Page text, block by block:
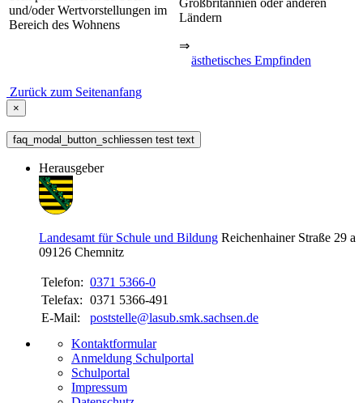
und/oder Wertvorstellungen im
Bereich des Wohnens
Ländern
⇒
ästhetisches Empfinden
Zurück zum Seitenanfang
×
faq_modal_button_schliessen test text
Herausgeber
Landesamt für Schule und Bildung Reichenhainer Straße 29 a
09126 Chemnitz
Telefon: 0371 5366-0
Telefax: 0371 5366-491
E-Mail:
poststelle@lasub.smk.sachsen.de
Kontaktformular
Anmeldung Schulportal
Schulportal
Impressum